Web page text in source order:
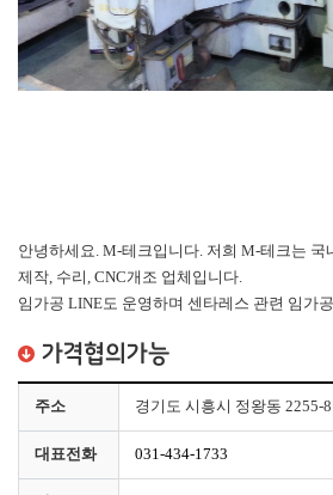
안녕하세요. M-테크입니다. 저희 M-테크는 국
제작, 수리, CNC개조 업체입니다.
임가공 LINE도 운영하며 센타레스 관련 임가
가격협의가능
주소 경기도 시흥시 정왕동 2255-
대표전화 031-434-1733